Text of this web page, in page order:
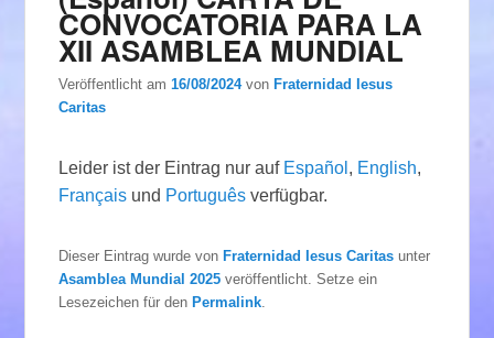
CONVOCATORIA PARA LA
XII ASAMBLEA MUNDIAL
Veröffentlicht am16/08/2024 vonFraternidad Iesus
Caritas
Leider ist der Eintrag nur auf Español , English,
Français und Português verfügbar.
Dieser Eintrag wurde vonFraternidad Iesus Caritas unter
Asamblea Mundial 2025 veröffentlicht. Setze ein
Lesezeichen für denPermalink